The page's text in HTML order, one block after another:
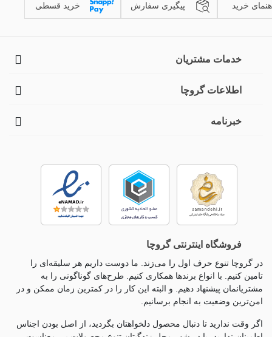
خرید پیگیری سفارش خرید قسطی
خدمات مشتریان
اطلاعات گروچا
خبرنامه
فروشگاه اینترنتی گروچا
در گروچا تنوع حرف اول را می‌زند. ما دوست داریم هر سلیقه‌ای را
تامین کنیم. با انواع برندها همکاری کنیم. طرح‌های گوناگونی را به
مشتریانمان پیشنهاد دهیم. و البته این کار را در کمترین زمان ممکن و در
امن‌ترین وضعیت به انجام برسانیم.
اگر وقت ندارید تا دنبال محصول دلخواهتان بگردید، از اصل بودن اجناس